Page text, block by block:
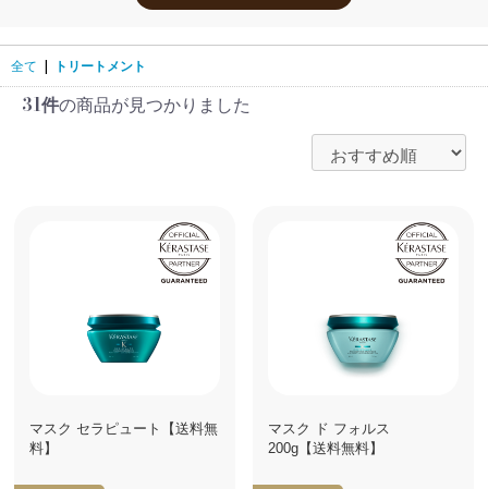
レディース
ホリスティックキ
アクティバート
円
30000円
全て | トリートメント
31件の商品が見つかりました
マスク セラピュート【送料無
料】
マスク ド フォルス
200g【送料無料】